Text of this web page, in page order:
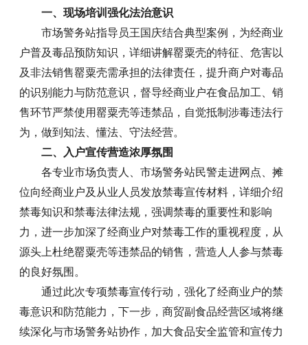
一、现场培训强化法治意识
市场警务站指导员王国庆结合典型案例，为经商业
户普及毒品预防知识，详细讲解罂粟壳的特征、危害以
及非法销售罂粟壳需承担的法律责任，提升商户对毒品
的识别能力与防范意识，督导经商业户在食品加工、销
售环节严禁使用罂粟壳等违禁品，自觉抵制涉毒违法行
为，做到知法、懂法、守法经营。
二、入户宣传营造浓厚氛围
各专业市场负责人、市场警务站民警走进网点、摊
位向经商业户及从业人员发放禁毒宣传材料，详细介绍
禁毒知识和禁毒法律法规，强调禁毒的重要性和影响
力，进一步加深了经商业户对禁毒工作的重视程度，从
源头上杜绝罂粟壳等违禁品的销售，营造人人参与禁毒
的良好氛围。
通过此次专项禁毒宣传行动，强化了经商业户的禁
毒意识和防范能力，下一步，商贸副食品经营区域将继
续深化与市场警务站协作，加大食品安全监管和宣传力